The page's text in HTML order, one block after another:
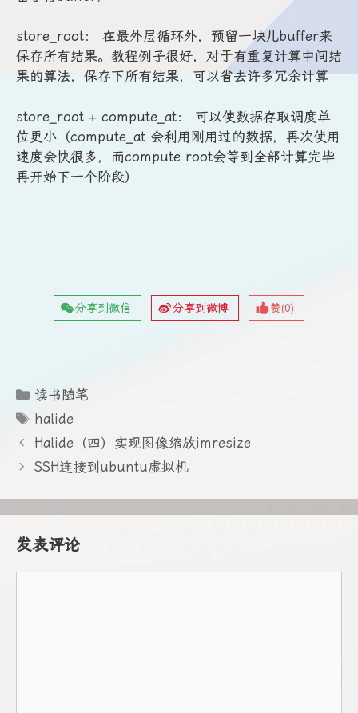
store_root： 在最外层循环外，预留一块儿buffer来
保存所有结果。教程例子很好，对于有重复计算中间结
果的算法，保存下所有结果，可以省去许多冗余计算
store_root + compute_at： 可以使数据存取调度单
位更小（compute_at 会利用刚用过的数据，再次使用
速度会快很多，而compute root会等到全部计算完毕
再开始下一个阶段）
分享到微信 分享到微博 赞(0)
分
类
读书随笔
标
签
halide
Halide（四）实现图像缩放imresize
SSH连接到ubuntu虚拟机
发表评论